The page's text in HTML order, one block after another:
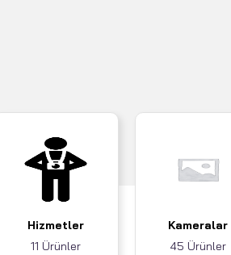
Hizmetler
11 Ürünler
Kameralar
45 Ürünler